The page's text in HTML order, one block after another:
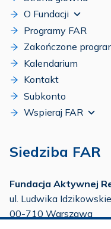
O Fundacji
Programy FAR
Zakończone
Kalendarium
Kontakt
Subkonto
Wspieraj FAR
Siedziba FAR
Fundacja Aktywnej
ul. Ludwika
00-710 Warszawa